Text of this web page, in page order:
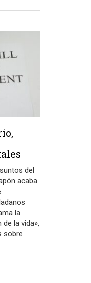
del
acaba
la
la vida»,
sobre